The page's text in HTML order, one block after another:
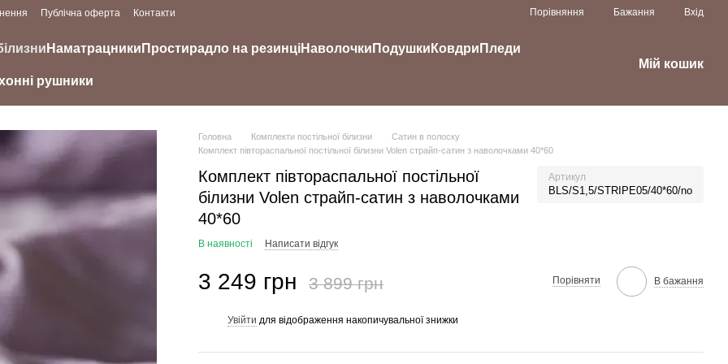
Публічна оферта Контакти Порівняння Бажання Вхід
Наматрацники Простирадло на резинціНаволочки Подушки Ковдри Пледи
рушники
Мій кошик
Головна Комплекти постільної білизни
Сатин в полоску
Комплект півтораспальної постільної білизни Volen страйп-сатин з наволочками 40*60
Комплект півтораспальної постільної
білизни Volen страйп-сатин з наволочками
40*60
Артикул
BLS/S1,5/STRIPE05/40*60/no
В наявності Написати відгук
3 249 грн 3 899 грн Порівняти В бажання
Увійти для відображення накопичувальної знижки